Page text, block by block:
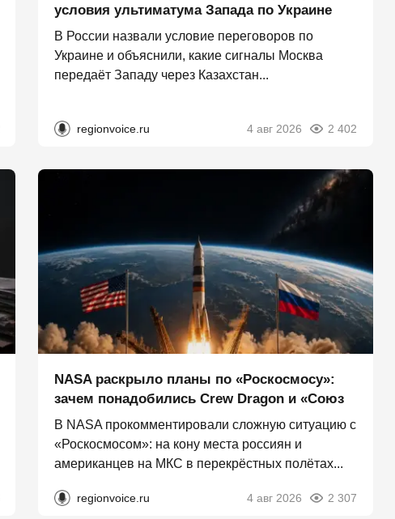
условия ультиматума Запада по Украине
В России назвали условие переговоров по
Украине и объяснили, какие сигналы Москва
передаёт Западу через Казахстан...
regionvoice.ru 4 авг 2026 2 402
NASA раскрыло планы по «Роскосмосу»:
зачем понадобились Crew Dragon и «Союз
В NASA прокомментировали сложную ситуацию с
«Роскосмосом»: на кону места россиян и
американцев на МКС в перекрёстных полётах...
regionvoice.ru 4 авг 2026 2 307